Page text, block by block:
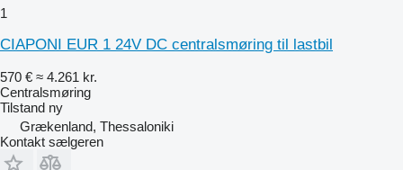
1
CIAPONI EUR 1 24V DC centralsmøring til lastbil
570 € ≈ 4.261 kr.
Centralsmøring
Tilstand ny
Grækenland, Thessaloniki
Kontakt sælgeren